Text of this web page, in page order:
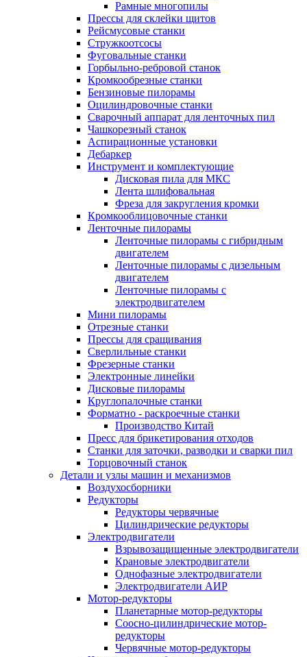
Рамные многопилы
Прессы для склейки щитов
Рейсмусовые станки
Стружкоотсосы
Фуговальные станки
Горбыльно-ребровой станок
Кромкообрезные станки
Бензиновые пилорамы
Оцилиндровочные станки
Сварочный аппарат для ленточных пил
Чашкорезный станок
Аспирационные установки
Дебаркер
Инструмент и комплектующие
Дисковая пила для МКС
Лента шлифовальная
Фреза для закругления кромки
Кромкооблицовочные станки
Ленточные пилорамы
Ленточные пилорамы с гибридным
двигателем
Ленточные пилорамы с дизельным
двигателем
Ленточные пилорамы с
электродвигателем
Мини пилорамы
Отрезные станки
Прессы для сращивания
Сверлильные станки
Фрезерные станки
Электронные линейки
Дисковые пилорамы
Круглопалочные станки
Форматно - раскроечные станки
Производство Китай
Пресс для брикетирования отходов
Станки для заточки, разводки и сварки пил
Торцовочный станок
Детали и узлы машин и механизмов
Воздухосборники
Редукторы
Редукторы червячные
Цилиндрические редукторы
Электродвигатели
Взрывозащищенные электродвигатели
Крановые электродвигатели
Однофазные электродвигатели
Электродвигатели АИР
Мотор-редукторы
Планетарные мотор-редукторы
Соосно-цилиндрические мотор-
редукторы
Червячные мотор-редукторы